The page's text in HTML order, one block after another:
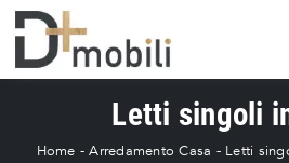
Letti singoli
Home -Arredamento Casa - Letti